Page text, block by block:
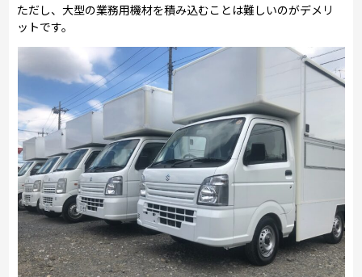
ただし、大型の業務用機材を積み込むことは難しいのがデメリ
ットです。